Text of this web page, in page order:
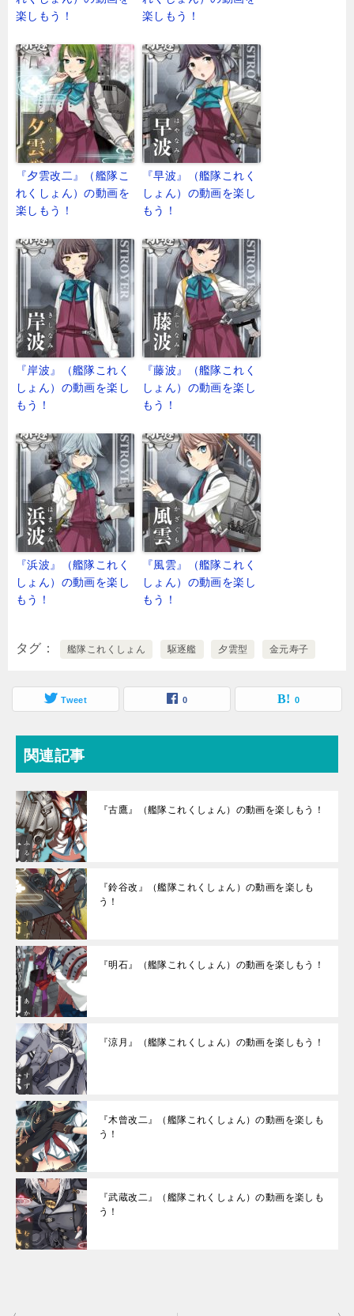
楽しもう！
楽しもう！
『夕雲改二』（艦隊こ
れくしょん）の動画を
楽しもう！
『早波』（艦隊これく
しょん）の動画を楽し
もう！
『岸波』（艦隊これく
しょん）の動画を楽し
もう！
『藤波』（艦隊これく
しょん）の動画を楽し
もう！
『浜波』（艦隊これく
しょん）の動画を楽し
もう！
『風雲』（艦隊これく
しょん）の動画を楽し
もう！
タグ 艦隊これくしょん 駆逐艦 夕雲型 金元寿子
Tweet 0 0
関連記事
『古鷹』（艦隊これくしょん）の動画を楽しもう！
『鈴谷改』（艦隊これくしょん）の動画を楽しも
う！
『明石』（艦隊これくしょん）の動画を楽しもう！
『涼月』（艦隊これくしょん）の動画を楽しもう！
『木曾改二』（艦隊これくしょん）の動画を楽しも
う！
『武蔵改二』（艦隊これくしょん）の動画を楽しも
う！